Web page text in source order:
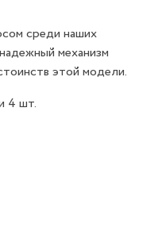
среди наших
механизм
этой модели.
4 шт.